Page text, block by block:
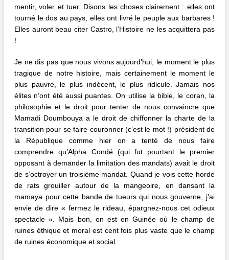
mentir, voler et tuer. Disons les choses clairement : elles ont
tourné le dos au pays, elles ont livré le peuple aux barbares !
Elles auront beau citer Castro, l’Histoire ne les acquittera pas
!
Je ne dis pas que nous vivons aujourd’hui, le moment le plus
tragique de notre histoire, mais certainement le moment le
plus pauvre, le plus indécent, le plus ridicule. Jamais nos
élites n’ont été aussi puantes. On utilise la bible, le coran, la
philosophie et le droit pour tenter de nous convaincre que
Mamadi Doumbouya a le droit de chiffonner la charte de la
transition pour se faire couronner (c’est le mot !) président de
la République comme hier on a tenté de nous faire
comprendre qu’Alpha Condé (qui fut pourtant le premier
opposant à demander la limitation des mandats) avait le droit
de s’octroyer un troisième mandat. Quand je vois cette horde
de rats grouiller autour de la mangeoire, en dansant la
mamaya pour cette bande de tueurs qui nous gouverne, j’ai
envie de dire « fermez le rideau, épargnez-nous cet odieux
spectacle ». Mais bon, on est en Guinée où le champ de
ruines éthique et moral est cent fois plus vaste que le champ
de ruines économique et social.